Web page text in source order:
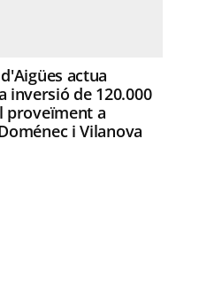
actua
inversió de 120.000
proveïment a
i Vilanova